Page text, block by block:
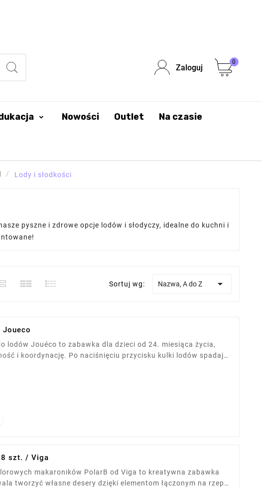
Zaloguj
0
Nowości Outlet Na czasie
Lody i słodkości
pyszne i zdrowe opcje lodów i słodyczy, idealne do kuchni i
Sortuj wg: Nazwa, A do Z 
lodów Jouéco to zabawka dla dzieci od 24. miesiąca życia,
i koordynację. Po naciśnięciu przycisku kulki lodów spadają
z certyfikowanego drewna, pokryta nietoksyczną
kolorach, idealna do stylowego pokoju dziecka.
szt. / Viga
makaroników PolarB od Viga to kreatywna zabawka
tworzyć własne desery dzięki elementom łączonym na rzepy.